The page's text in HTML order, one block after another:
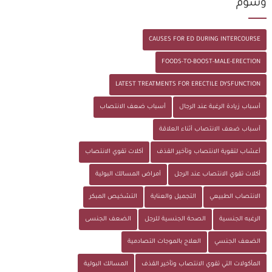
وسوم
CAUSES FOR ED DURING INTERCOURSE
FOODS-TO-BOOST-MALE-ERECTION
LATEST TREATMENTS FOR ERECTILE DYSFUNCTION
أسباب زيادة الرغبة عند الرجال أسباب ضعف الانتصاب
أسباب ضعف الانتصاب أثناء العلاقة
أعشاب لتقوية الانتصاب وتأخير القذف أكلات تقوي الانتصاب
أكلات تقوي الانتصاب عند الرجل أمراض المسالك البولية
الانتصاب الطبيعي التجميل والعناية التشخيص المبكر
الرغبه الجنسية الصحة الجنسية للرجل الضعف الجنسى
الضعف الجنسي العلاج بالموجات التصادمية
المأكولات التي تقوي الانتصاب وتأخير القذف المسالك البولية